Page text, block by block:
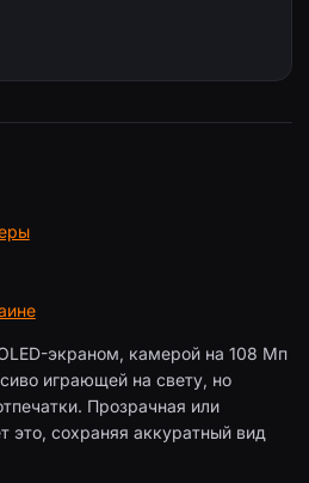
экраном, камерой на 108 Мп
играющей на свету, но
Прозрачная или
это, сохраняя аккуратный вид